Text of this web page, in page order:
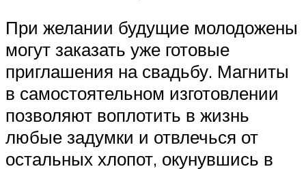
При желании будущие молодожены
могут заказать уже готовые
приглашения на свадьбу. Магниты
в самостоятельном изготовлении
позволяют воплотить в жизнь
любые задумки и отвлечься от
остальных хлопот, окунувшись в